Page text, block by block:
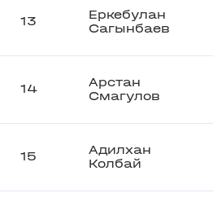
13
Еркебулан
Сагынбаев
14
Арстан
Смагулов
15
Адилхан
Колбай